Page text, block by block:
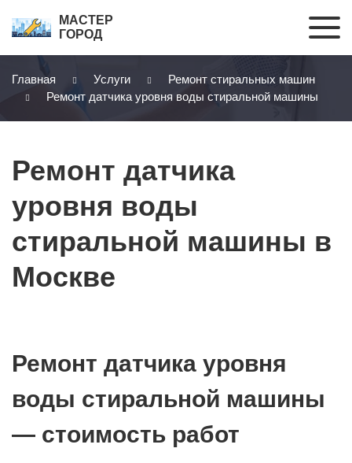
МАСТЕР
ГОРОД
Главная Услуги
Ремонт стиральных машин
Ремонт датчика уровня воды стиральной машины
Ремонт датчика
уровня воды
стиральной машины в
Москве
Ремонт датчика уровня
воды стиральной машины
— стоимость работ